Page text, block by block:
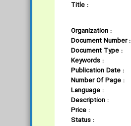
Title :
Organization :
Document Number :
Document Type :
Keywords :
Publication Date :
Number Of Page :
Language :
Description :
Price :
Status :